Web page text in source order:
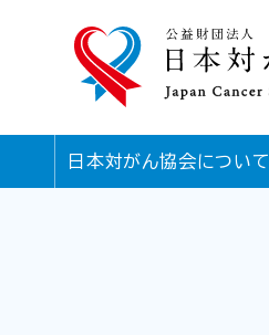
日本対がん協会について